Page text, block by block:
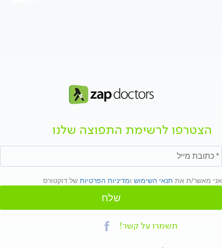
הצטרפו לרשימת התפוצה שלנו
אני מאשר/ת את תנאי השימוש ומדיניות הפרטיות של דוקטורס
שלח
תשמרו על קשר!